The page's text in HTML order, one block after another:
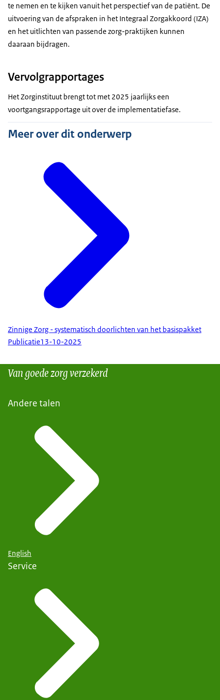
te nemen en te kijken vanuit het perspectief van de patiënt. De
uitvoering van de afspraken in het Integraal Zorgakkoord (IZA)
en het uitlichten van passende zorg-praktijken kunnen
daaraan bijdragen.
Vervolgrapportages
Het Zorginstituut brengt tot met 2025 jaarlijks een
voortgangsrapportage uit over de implementatiefase.
Meer over dit onderwerp
Zinnige Zorg - systematisch doorlichten van het basispakket
Publicatie13-10-2025
Van goede zorg verzekerd
Andere talen
English
Service